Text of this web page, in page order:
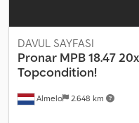
Almelo 2.648 km
DAVUL SAYFASI
Pronar MPB 18.47
Topcondition!